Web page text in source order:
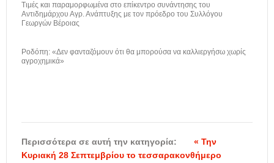
Τιμές και παραμορφωμένα στο επίκεντρο συνάντησης του
Αντιδημάρχου Αγρ. Ανάπτυξης με τον πρόεδρο του Συλλόγου
Γεωργών Βέροιας
Ροδόπη: «Δεν φανταζόμουν ότι θα μπορούσα να καλλιεργήσω χωρίς
αγροχημικά»
Περισσότερα σε αυτή την κατηγορία:
« Την
Κυριακή 28 Σεπτεμβρίου το τεσσαρακονθήμερο